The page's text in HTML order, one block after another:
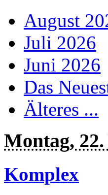
August
Juli 2026
Juni 2026
Das
Älteres ...
Montag,
Komplex